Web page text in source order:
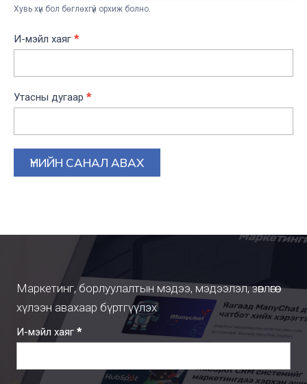
Хувь хүн бол бөглөхгүй орхиж болно.
И-мэйл хаяг *
Утасны дугаар *
ҮНИЙН САНАЛ АВАХ
Маркетинг, борлуулалтын мэдээ, мэдээлэл, зөвлөгөө
хүлээн авахаар бүртгүүлэх
Subscription
И-мэйл хаяг *